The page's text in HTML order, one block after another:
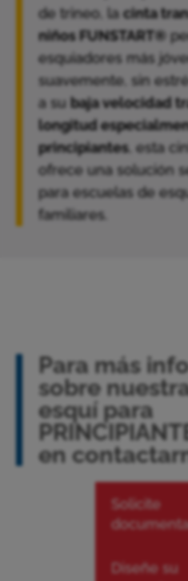
de trineo, lacinta
niños FUNSTART®
esquiadores más
suavemente, sin
a su baja velocidad
longitud
principiantes, esta
ofrece una solución
para escuelas de
familiares.
Para más
sobre
esquí para
en
Solicite
Diseñe su